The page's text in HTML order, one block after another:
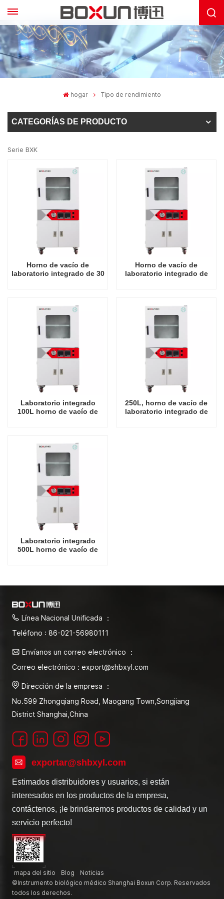
hogar Tipo de rendimiento
CATEGORÍAS DE PRODUCTO
Serie BXK
Horno de vacío de
laboratorio integrado de 30
Horno de vacío de
laboratorio integrado de
Laboratorio integrado
100L horno de vacío de
250L, horno de vacío de
laboratorio integrado de
Laboratorio integrado
500L horno de vacío de
Línea Nacional Unificada ：
Teléfono : 86-021-56980111
Envíanos un correo electrónico ：
Correo electrónico : export@shbxyl.com
Dirección de la empresa ：
No.599 Zhongqiang Road, Maogang Town,Songjiang
District Shanghai,China
exportar@shbxyl.com
Estimados distribuidores y usuarios, si están
interesados en los productos de la empresa,
contáctenos, ¡le brindaremos productos de calidad y un
servicio perfecto!
mapa del sitio Blog
Noticias
©Instrumento biológico médico Shanghai Boxun Corp. Reservados
todos los derechos.